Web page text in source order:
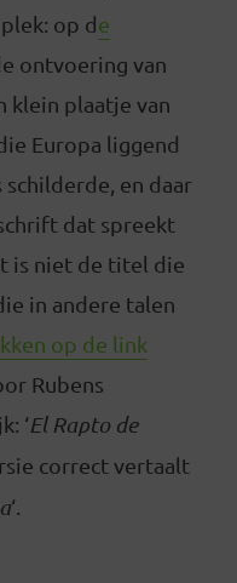
op de
ontvoering van
klein plaatje van
Europa liggend
schilderde, en daar
dat spreekt
is niet de titel die
in andere talen
op de link
Rubens
‘El Rapto de
correct vertaalt
‘.